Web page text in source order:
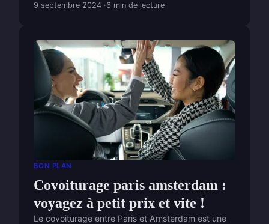
9 septembre 2024 6 min de lecture
BON PLAN
Covoiturage paris amsterdam :
voyagez à petit prix et vite !
Le covoiturage entre Paris et Amsterdam est une